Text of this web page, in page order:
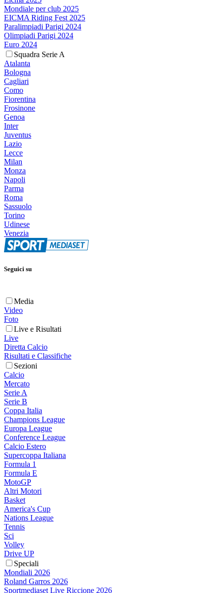
Mondiale per club 2025
EICMA Riding Fest 2025
Paralimpiadi Parigi 2024
Olimpiadi Parigi 2024
Euro 2024
Squadra Serie A
Atalanta
Bologna
Cagliari
Como
Fiorentina
Frosinone
Genoa
Inter
Juventus
Lazio
Lecce
Milan
Monza
Napoli
Parma
Roma
Sassuolo
Torino
Udinese
Venezia
Seguici su
Media
Video
Foto
Live e Risultati
Live
Diretta Calcio
Risultati e Classifiche
Sezioni
Calcio
Mercato
Serie A
Serie B
Coppa Italia
Champions League
Europa League
Conference League
Calcio Estero
Supercoppa Italiana
Formula 1
Formula E
MotoGP
Altri Motori
Basket
America's Cup
Nations League
Tennis
Sci
Volley
Drive UP
Speciali
Mondiali 2026
Roland Garros 2026
Sportmediaset Live Riccione 2026